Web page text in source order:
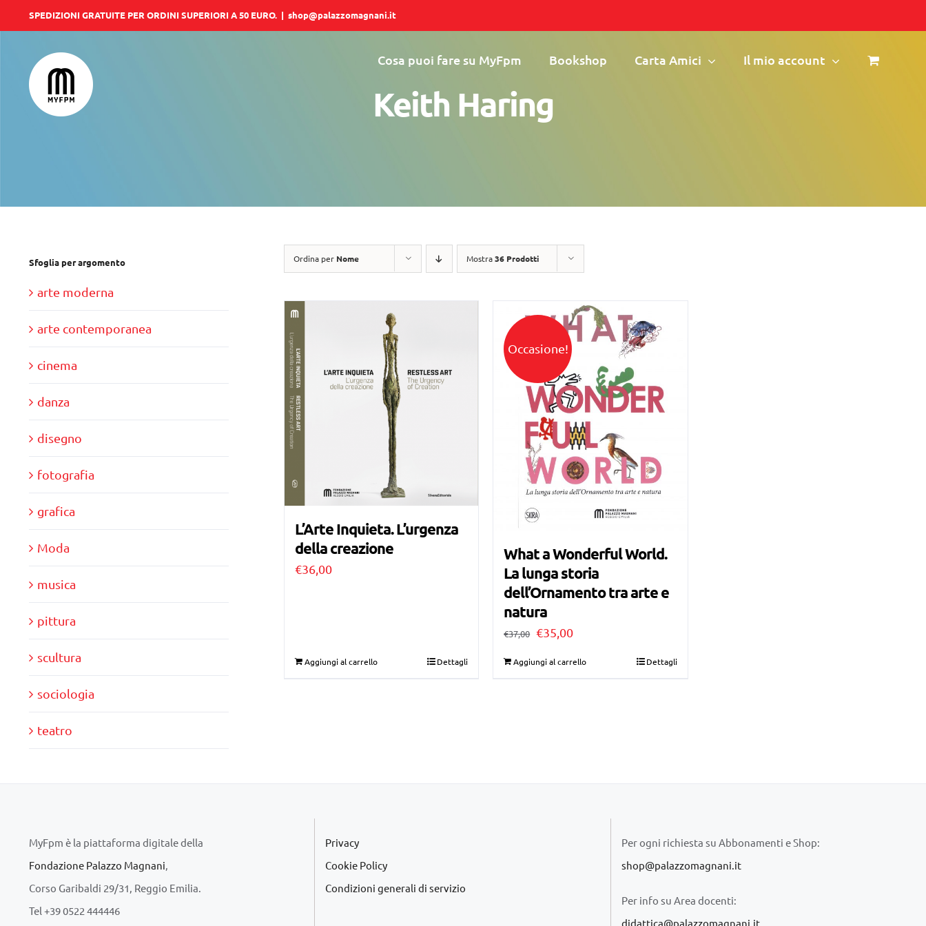
al
contenuto
SPEDIZIONI GRATUITE PER ORDINI SUPERIORI A 50 EURO. | shop@palazzomagnani.it
Cosa puoi fare su MyFpm Bookshop Carta Amici Il mio account
Keith Haring
Ordina per Nome Mostra36 Prodotti
L’Arte Inquieta. L’urgenza
della creazione
€36,00
Aggiungi al carrello Dettagli
Occasione!
What a Wonderful World.
La lunga storia
dell’Ornamento tra arte e
natura
€37,00 Il
€35,00Il
Aggiungi al carrello Dettagli
Sfoglia per argomento
arte moderna
arte contemporanea
cinema
danza
disegno
fotografia
grafica
Moda
musica
pittura
scultura
sociologia
teatro
MyFpm è la piattaforma digitale della
Fondazione Palazzo Magnani
Corso Garibaldi 29/31, Reggio Emilia.
Tel +39 0522 444446
Privacy
Cookie Policy
Condizioni generali di servizio
Per ogni richiesta su Abbonamenti e Shop:
shop@palazzomagnani.it
Per info su Area docenti:
didattica@palazzomagnani.it